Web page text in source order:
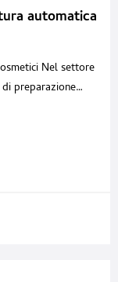
automatica
Nel settore
preparazione
sono elementi